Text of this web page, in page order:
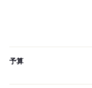
予算